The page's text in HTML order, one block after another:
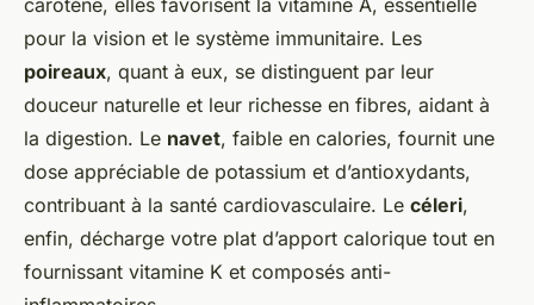
carotène, elles favorisent la vitamine A, essentielle
pour la vision et le système immunitaire. Les
poireaux, quant à eux, se distinguent par leur
douceur naturelle et leur richesse en fibres, aidant à
la digestion. Le navet, faible en calories, fournit une
dose appréciable de potassium et d’antioxydants,
contribuant à la santé cardiovasculaire. Le céleri,
enfin, décharge votre plat d’apport calorique tout en
fournissant vitamine K et composés anti-